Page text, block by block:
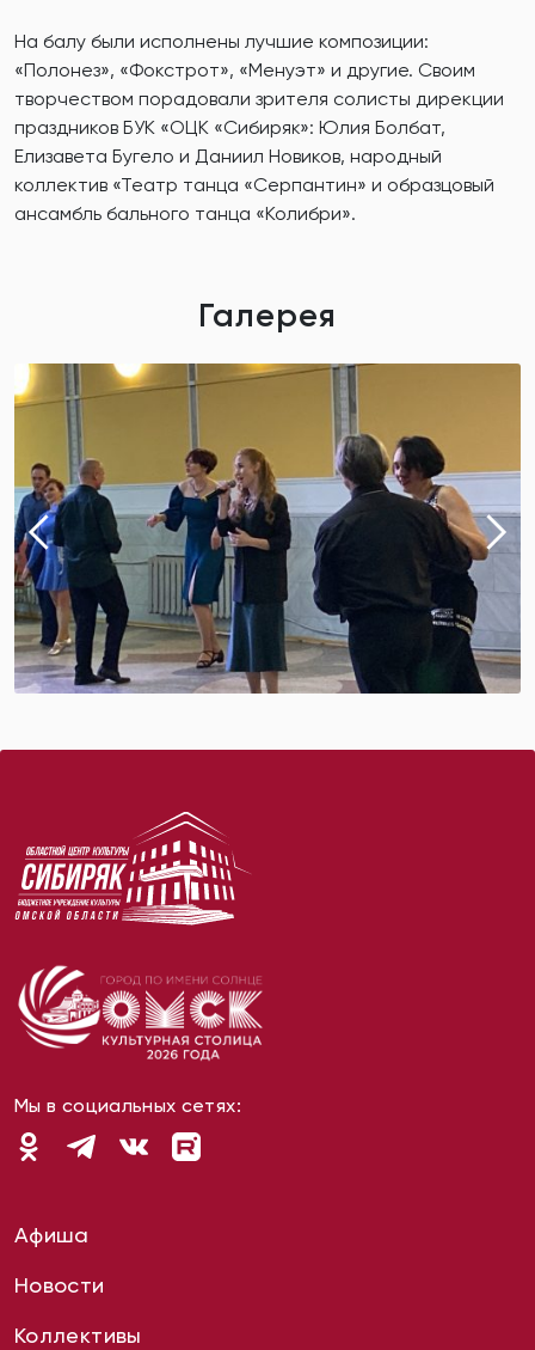
На балу были исполнены лучшие композиции:
«Полонез», «Фокстрот», «Менуэт» и другие. Своим
творчеством порадовали зрителя солисты дирекции
праздников БУК «ОЦК «Сибиряк»: Юлия Болбат,
Елизавета Бугело и Даниил Новиков, народный
коллектив «Театр танца «Серпантин» и образцовый
ансамбль бального танца «Колибри».
Галерея
Мы в социальных сетях:
Афиша
Новости
Коллективы